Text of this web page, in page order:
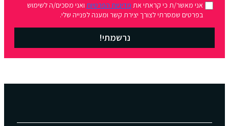
אני מאשר/ת כי קראתי אתמדיניות הפרטיותואני מסכים/ה לשימוש
בפרטים שמסרתי לצורך יצירת קשר ומענה לפנייה שלי.
נרשמתי!